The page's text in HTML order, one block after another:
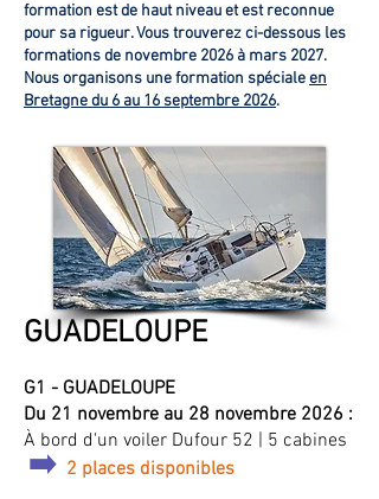
formation est de haut niveau et est reconnue
pour sa rigueur. Vous trouverez ci-dessous les
formations de novembre 2026 à mars 2027.
Nous organisons une formation spécialeen
Bretagne du 6 au 16 septembre 2026.
GUADELOUPE
G1 - GUADELOUPE
Du 21 novembre au 28 novembre 2026 :
À bord d'un voiler Dufour 52 | 5 cabines
➡️ 2 places disponibles